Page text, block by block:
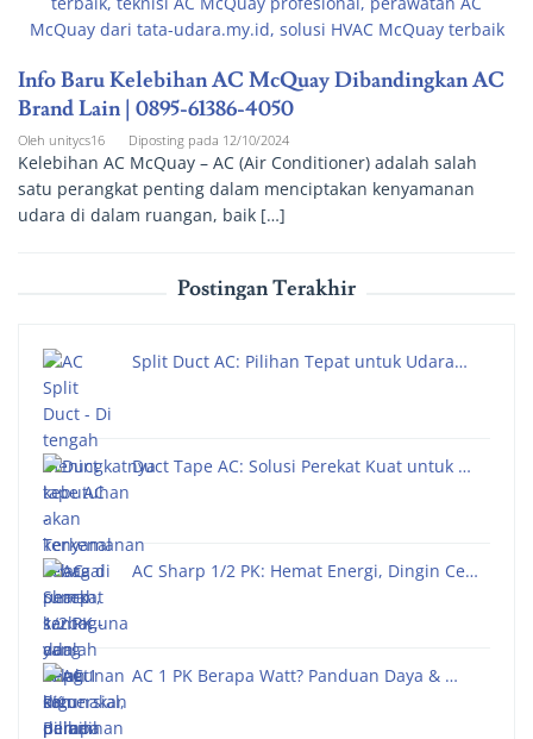
Info Baru Kelebihan AC McQuay Dibandingkan AC
Brand Lain | 0895-61386-4050
Oleh unitycs16 Diposting pada 12/10/2024
Kelebihan AC McQuay – AC (Air Conditioner) adalah salah
satu perangkat penting dalam menciptakan kenyamanan
udara di dalam ruangan, baik […]
Postingan Terakhir
Split Duct AC: Pilihan Tepat untuk Udara…
Duct Tape AC: Solusi Perekat Kuat untuk …
AC Sharp 1/2 PK: Hemat Energi, Dingin Ce…
AC 1 PK Berapa Watt? Panduan Daya & …